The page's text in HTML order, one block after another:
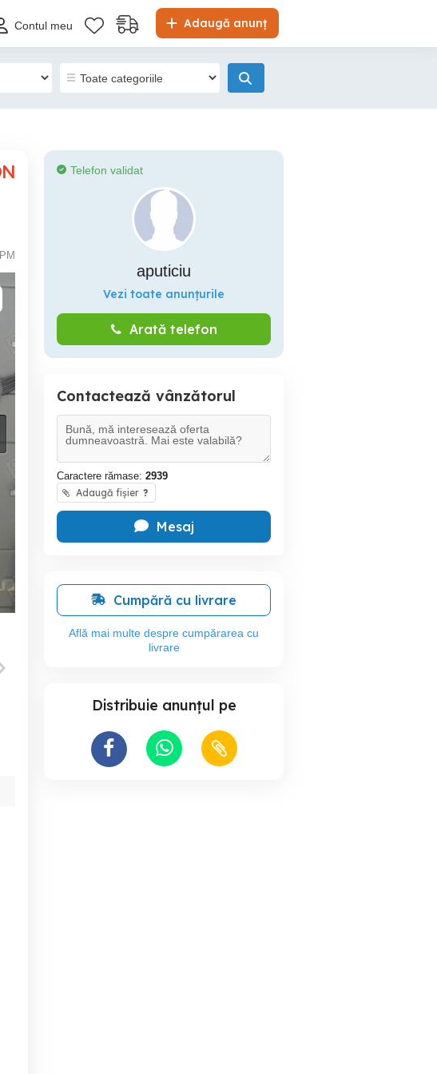
Adaugă anunț
Contul meu
Telefon validat
aputiciu
Vezi toate anunțurile
Arată telefon
Contactează vânzătorul
Caractere rămase: 2939
Adaugă fișier ?
Mesaj
Cumpără cu livrare
Află mai multe despre cumpărarea cu
livrare
Distribuie anunțul pe